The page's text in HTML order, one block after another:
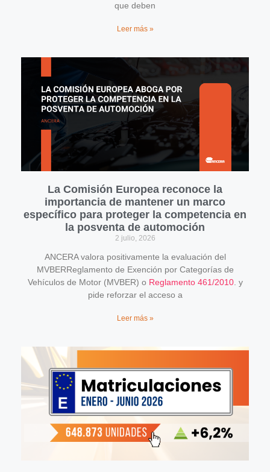
que deben
Leer más »
La Comisión Europea reconoce la
importancia de mantener un marco
específico para proteger la competencia en
la posventa de automoción
2 julio, 2026
ANCERA valora positivamente la evaluación del
MVBERReglamento de Exención por Categorías de
Vehículos de Motor (MVBER) o Reglamento 461/2010. y
pide reforzar el acceso a
Leer más »